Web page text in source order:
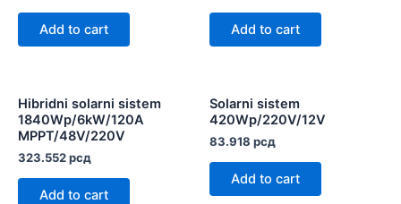
Add to cart Add to cart
Hibridni solarni sistem
1840Wp/6kW/120A
MPPT/48V/220V
323.552рсд
Add to cart
Solarni sistem
420Wp/220V/12V
83.918 рсд
Add to cart